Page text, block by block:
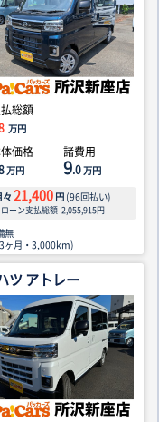
総額
万円
価格
万円
諸費用
9.0万円
々 21,400 円 (96回払い)
ローン支払総額 2,055,915円
無
ヶ月・3,000km)
ツ アトレー